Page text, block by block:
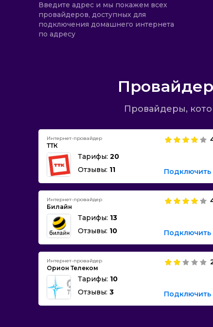
Введите адрес и мы покажем всех
провайдеров, доступных для
подключения домашнего интернета
по адресу
Провайдеры,
Интернет-провайдер
ТТК
Тарифы: 20
Отзывы: 11 Подключить
Интернет-провайдер
Билайн
Тарифы: 13
Отзывы: 10 Подключить
Интернет-провайдер
Орион Телеком
Тарифы: 10
Отзывы: 3 Подключить